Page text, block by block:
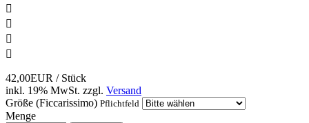




42,00EUR / Stück
inkl. 19% MwSt. zzgl. Versand
Größe (Ficcarissimo) Pflichtfeld
Menge